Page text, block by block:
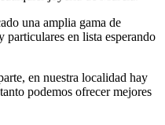
una amplia gama de
particulares en lista esperando
en nuestra localidad hay
podemos ofrecer mejores